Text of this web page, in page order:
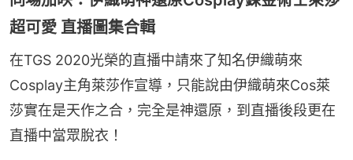
超可愛 直播圖集合輯
在TGS 2020光榮的直播中請來了知名伊織萌來
Cosplay主角萊莎作宣導，只能說由伊織萌來Cos萊
莎實在是天作之合，完全是神還原，到直播後段更在
直播中當眾脫衣！